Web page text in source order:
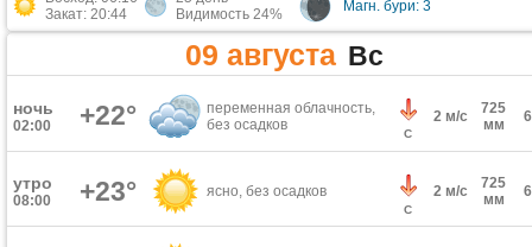
Закат: 20:44
Видимость 24%
Магн. бури: 3
09 августа Вс
ночь
02:00 +22°
переменная облачность,
без осадков
С
2 м/с
725
мм
утро
08:00 +23° ясно, без осадков
С
2 м/с
725
мм